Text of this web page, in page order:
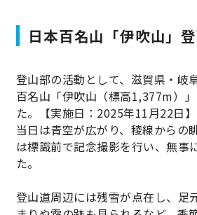
08 ゴムの焼き付け心金
その他
代理店から探す
サークル活動
close
日本百名山「伊吹山」
登山部の活動として、滋賀県・岐
百名山「伊吹山（標高1,377m）
た。【実施日：2025年11月22日】
当日は青空が広がり、稜線からの
は標識前で記念撮影を行い、無事
た。
登山道周辺には残雪が点在し、足